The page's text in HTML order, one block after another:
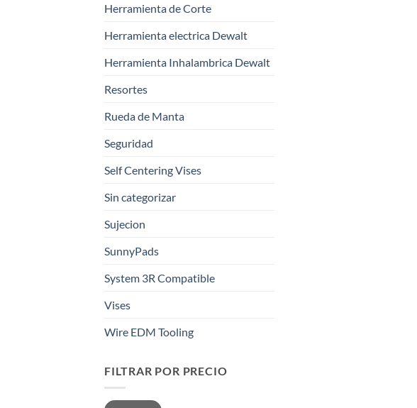
Herramienta de Corte
Herramienta electrica Dewalt
Herramienta Inhalambrica Dewalt
Resortes
Rueda de Manta
Seguridad
Self Centering Vises
Sin categorizar
Sujecion
SunnyPads
System 3R Compatible
Vises
Wire EDM Tooling
FILTRAR POR PRECIO
Precio
Precio